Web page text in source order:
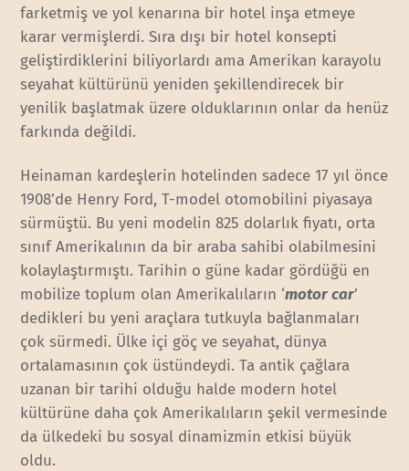
farketmiş ve yol kenarına bir hotel inşa etmeye
karar vermişlerdi. Sıra dışı bir hotel konsepti
geliştirdiklerini biliyorlardı ama Amerikan karayolu
seyahat kültürünü yeniden şekillendirecek bir
yenilik başlatmak üzere olduklarının onlar da henüz
farkında değildi.
Heinaman kardeşlerin hotelinden sadece 17 yıl önce
1908’de Henry Ford, T-model otomobilini piyasaya
sürmüştü. Bu yeni modelin 825 dolarlık fiyatı, orta
sınıf Amerikalının da bir araba sahibi olabilmesini
kolaylaştırmıştı. Tarihin o güne kadar gördüğü en
mobilize toplum olan Amerikalıların ‘motor car’
dedikleri bu yeni araçlara tutkuyla bağlanmaları
çok sürmedi. Ülke içi göç ve seyahat, dünya
ortalamasının çok üstündeydi. Ta antik çağlara
uzanan bir tarihi olduğu halde modern hotel
kültürüne daha çok Amerikalıların şekil vermesinde
da ülkedeki bu sosyal dinamizmin etkisi büyük
oldu.